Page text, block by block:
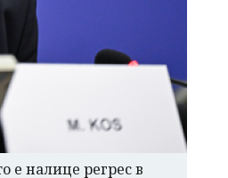
е налице регрес в